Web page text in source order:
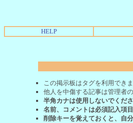
HELP
この掲示板はタグを利用できま
他人を中傷する記事は管理者
半角カナは使用しないでくださ
名前、コメントは必須記入項目
削除キーを覚えておくと、自